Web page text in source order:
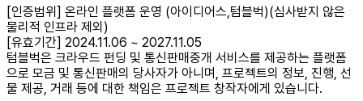
[인증범위] 온라인 플랫폼 운영 (아이디어스,텀블벅)(심사받지 않은
물리적 인프라 제외)
[유효기간] 2024.11.06 ~ 2027.11.05
텀블벅은 크라우드 펀딩 및 통신판매중개 서비스를 제공하는 플랫폼
으로 모금 및 통신판매의 당사자가 아니며, 프로젝트의 정보, 진행, 선
물 제공, 거래 등에 대한 책임은 프로젝트 창작자에게 있습니다.